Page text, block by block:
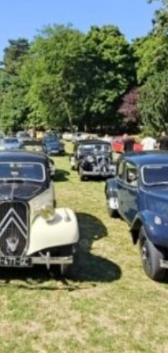
des
7
11
15 six
et 11 -